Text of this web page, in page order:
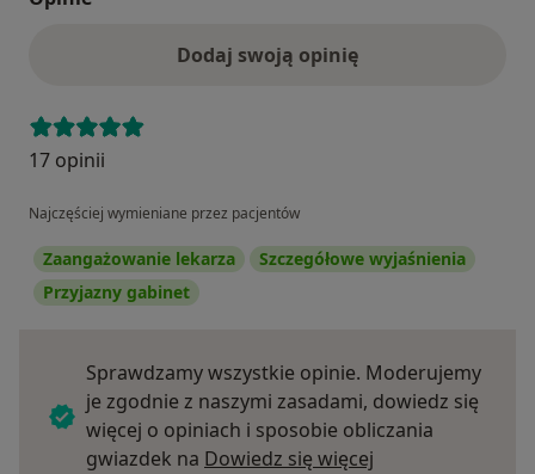
Dodaj swoją opinię
17 opinii
Najczęściej wymieniane przez pacjentów
Zaangażowanie lekarza
Szczegółowe wyjaśnienia
Przyjazny gabinet
Sprawdzamy wszystkie opinie. Moderujemy
je zgodnie z naszymi zasadami, dowiedz się
więcej o opiniach i sposobie obliczania
gwiazdek na Dowiedz się więcej